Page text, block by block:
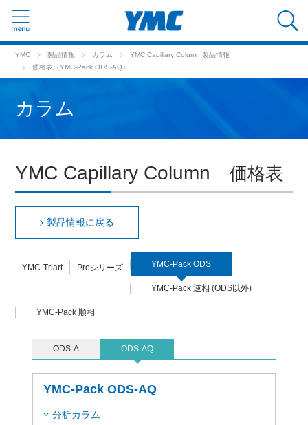
YMC 製品情報 カラム
YMC Capillary Column 製品情報
価格表（YMC-Pack ODS-AQ）
カラム
YMC Capillary Column価格表
製品情報に戻る
YMC-Triart Proシリーズ YMC-Pack ODS
YMC-Pack 逆相 (ODS以外)
YMC-Pack 順相
ODS-A ODS-AQ
YMC-Pack ODS-AQ
分析カラム